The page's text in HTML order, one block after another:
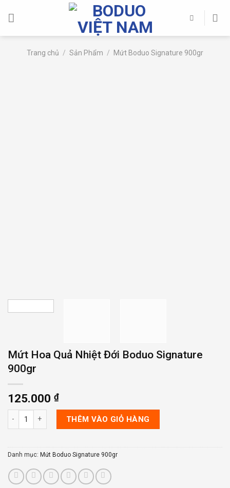
Trang chủ / Sản Phẩm / Mứt Boduo Signature 900gr
Mứt Hoa Quả Nhiệt Đới Boduo Signature
900gr
125.000 ₫
Mứt Hoa Quả Nhiệt Đới Boduo Signature 900gr số lượng
THÊM VÀO GIỎ HÀNG
Danh mục: Mứt Boduo Signature 900gr